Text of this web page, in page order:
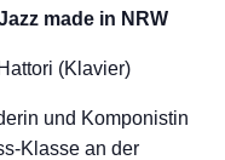
made in NRW
(Klavier)
und Komponistin
Klasse an der